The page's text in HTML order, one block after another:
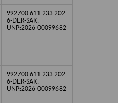
992700.611.233.202
6-DER-SAK;
UNP:2026-00099682
992700.611.233.202
6-DER-SAK;
UNP:2026-00099682